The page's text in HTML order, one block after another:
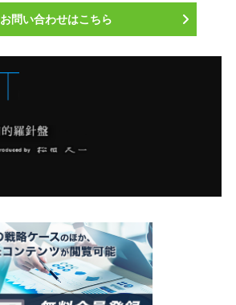
お問い合わせはこちら